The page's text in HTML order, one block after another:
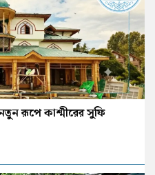
রূপে কাশ্মীরের সুফি